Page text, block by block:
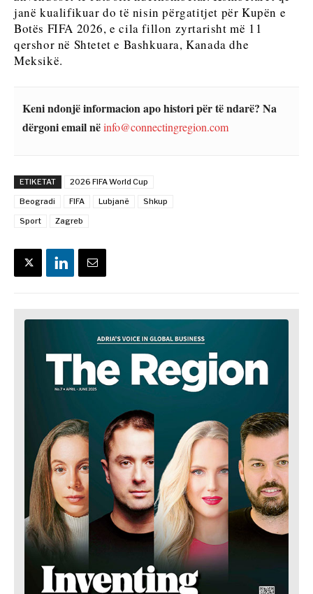
janë kualifikuar do të nisin përgatitjet për Kupën e
Botës FIFA 2026, e cila fillon zyrtarisht më 11
qershor në Shtetet e Bashkuara, Kanada dhe
Meksikë.
Keni ndonjë informacion apo histori për të ndarë? Na
dërgoni email nëinfo@connectingregion.com
ETIKETAT
2026 FIFA World Cup
Beogradi
FIFA Lubjanë
Shkup
Sport
Zagreb